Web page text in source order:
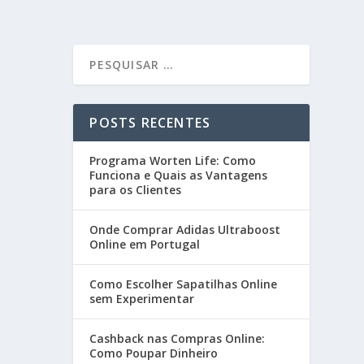
POSTS RECENTES
Programa Worten Life: Como
Funciona e Quais as Vantagens
para os Clientes
Onde Comprar Adidas Ultraboost
Online em Portugal
Como Escolher Sapatilhas Online
sem Experimentar
Cashback nas Compras Online:
Como Poupar Dinheiro